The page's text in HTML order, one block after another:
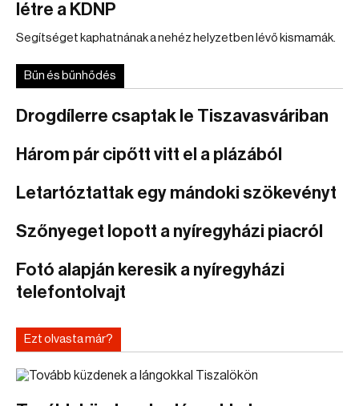
létre a KDNP
Segítséget kaphatnának a nehéz helyzetben lévő kismamák.
Bűn és bűnhődés
Drogdílerre csaptak le Tiszavasváriban
Három pár cipőtt vitt el a plázából
Letartóztattak egy mándoki szökevényt
Szőnyeget lopott a nyíregyházi piacról
Fotó alapján keresik a nyíregyházi
telefontolvajt
Ezt olvasta már?